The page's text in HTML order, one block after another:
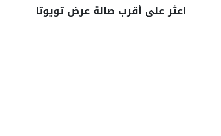
اعثر على أقرب صالة عرض تويوتا